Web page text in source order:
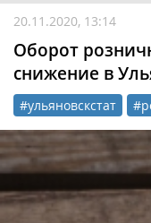
20.11.2020, 13:14
Оборот
снижение в
#ульяновскстат